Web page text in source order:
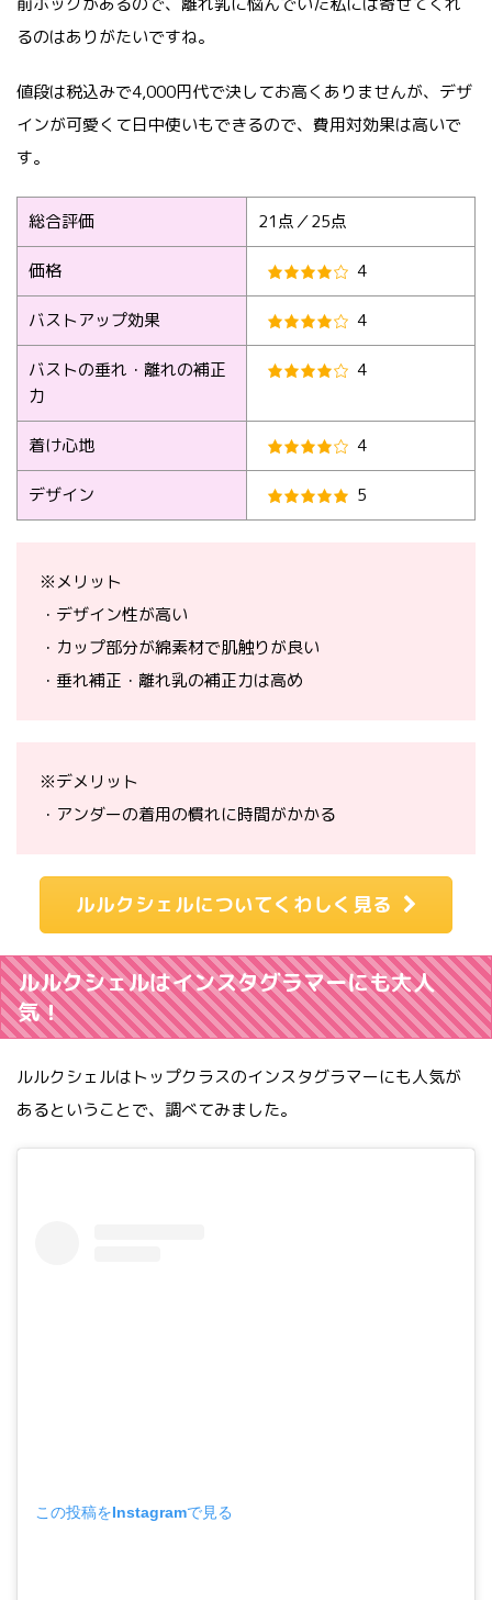
るのはありがたいですね。
値段は税込みで4,000円代で決してお高くありませんが、デザ
インが可愛くて日中使いもできるので、費用対効果は高いで
す。
総合評価 21点／25点
価格 4
バストアップ効果 4
バストの垂れ・離れの補正
力
4
着け心地 4
デザイン 5
※メリット
・デザイン性が高い
・カップ部分が綿素材で肌触りが良い
・垂れ補正・離れ乳の補正力は高め
※デメリット
・アンダーの着用の慣れに時間がかかる
ルルクシェルについてくわしく見る
ルルクシェルはインスタグラマーにも大人
気！
ルルクシェルはトップクラスのインスタグラマーにも人気が
あるということで、調べてみました。
この投稿をInstagramで見る